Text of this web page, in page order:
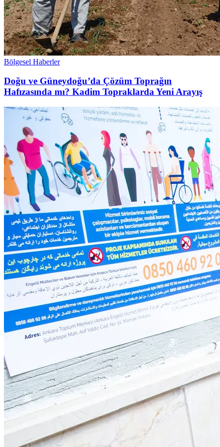
Bölgesel Haberler
Doğu ve Güneydoğu’da Çözüm Toprağın
Hafızasında mı? Kadim Topraklarda Yeni Arayış